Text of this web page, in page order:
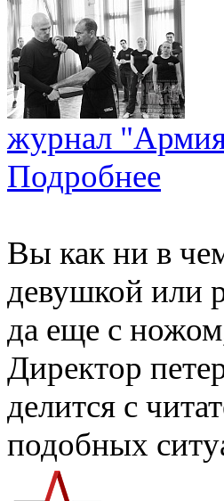
журнал
Подробнее
Вы как ни в
девушкой или
да еще с
Директор
делится с
подобных